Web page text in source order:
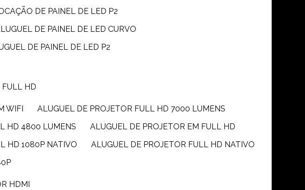
DE PAINEL DE LED P2
ALUGUEL DE PAINEL DE LED CURVO
DE PAINEL DE LED P2
FULL HD
WIFI
ALUGUEL DE PROJETOR FULL HD 7000 LUMENS
HD 4800 LUMENS
ALUGUEL DE PROJETOR EM FULL HD
HD 1080P NATIVO
ALUGUEL DE PROJETOR FULL HD NATIVO
HDMI